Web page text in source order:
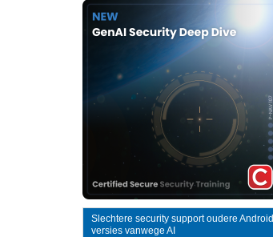
Slechtere security support oudere Android
versies vanwege AI